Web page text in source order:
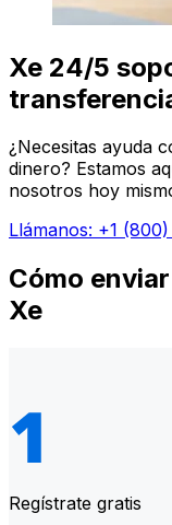
Xe 24/5
¿Necesitas ayuda
dinero? Estamos
nosotros hoy
Llámanos: +1
Cómo
Xe
Regístrate gratis